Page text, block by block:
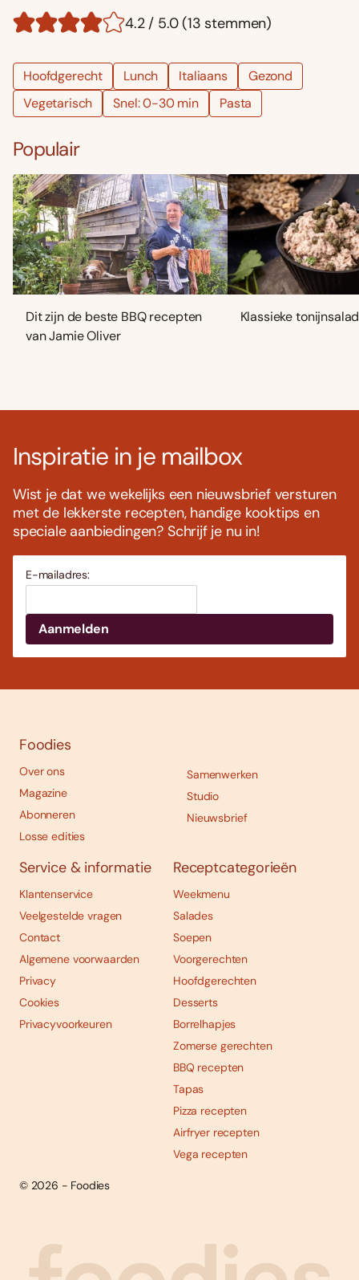
Abonneren
4.2 / 5.0 (13 stemmen)
Hoofdgerecht Lunch Italiaans
Gezond
Vegetarisch
Snel: 0-30 min Pasta
Populair
Dit zijn de beste BBQ recepten
van Jamie Oliver
Klassieke
Inspiratie in je mailbox
Wist je dat we wekelijks een nieuwsbrief versturen
met de lekkerste recepten, handige kooktips en
speciale aanbiedingen? Schrijf je nu in!
E-mailadres:
Foodies
Over ons
Magazine
Abonneren
Losse edities
Samenwerken
Studio
Nieuwsbrief
Service & informatie
Klantenservice
Veelgestelde vragen
Contact
Algemene voorwaarden
Privacy
Cookies
Privacyvoorkeuren
Receptcategorieën
Weekmenu
Salades
Soepen
Voorgerechten
Hoofdgerechten
Desserts
Borrelhapjes
Zomerse gerechten
BBQ recepten
Tapas
Pizza recepten
Airfryer recepten
Vega recepten
© 2026 - Foodies